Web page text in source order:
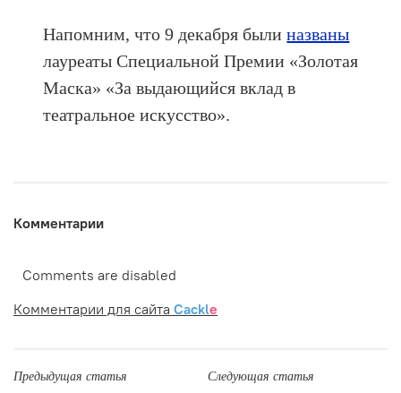
Напомним, что 9 декабря былиназваны
лауреаты Специальной Премии «Золотая
Маска» «За выдающийся вклад в
театральное искусство».
Комментарии
Comments are disabled
Комментарии для сайта Cackle
Предыдущая статья Следующая статья